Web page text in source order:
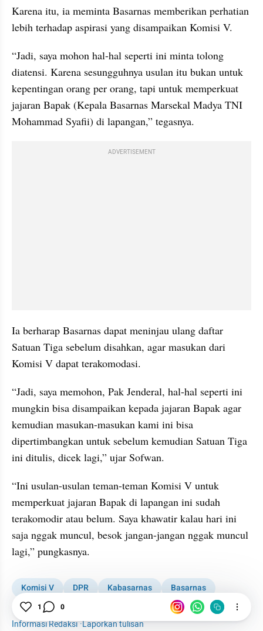
Karena itu, ia meminta Basarnas memberikan perhatian
lebih terhadap aspirasi yang disampaikan Komisi V.
“Jadi, saya mohon hal-hal seperti ini minta tolong
diatensi. Karena sesungguhnya usulan itu bukan untuk
kepentingan orang per orang, tapi untuk memperkuat
jajaran Bapak (Kepala Basarnas Marsekal Madya TNI
Mohammad Syafii) di lapangan,” tegasnya.
ADVERTISEMENT
Ia berharap Basarnas dapat meninjau ulang daftar
Satuan Tiga sebelum disahkan, agar masukan dari
Komisi V dapat terakomodasi.
“Jadi, saya memohon, Pak Jenderal, hal-hal seperti ini
mungkin bisa disampaikan kepada jajaran Bapak agar
kemudian masukan-masukan kami ini bisa
dipertimbangkan untuk sebelum kemudian Satuan Tiga
ini ditulis, dicek lagi,” ujar Sofwan.
“Ini usulan-usulan teman-teman Komisi V untuk
memperkuat jajaran Bapak di lapangan ini sudah
terakomodir atau belum. Saya khawatir kalau hari ini
saja nggak muncul, besok jangan-jangan nggak muncul
lagi,” pungkasnya.
Komisi V DPR Kabasarnas
Basarnas
News
Informasi Redaksi·Laporkan tulisan
1 0